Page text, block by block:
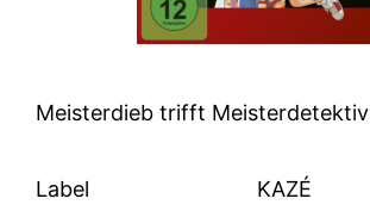
Meisterdieb trifft Meisterdetektiv
Label KAZÉ